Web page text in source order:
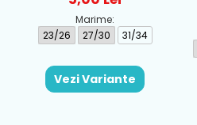
52-34-315
Marime:
23/26
27/30 31/34
Vezi Variante